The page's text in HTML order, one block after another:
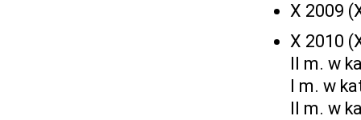
X 2009
X 2010
II m. w
I m. w
II m. w